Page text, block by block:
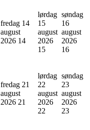
fredag 14
august
2026 14
lørdag
15
august
2026
15
søndag
16
august
2026
16
fredag 21
august
2026 21
lørdag
22
august
2026
22
søndag
23
august
2026
23